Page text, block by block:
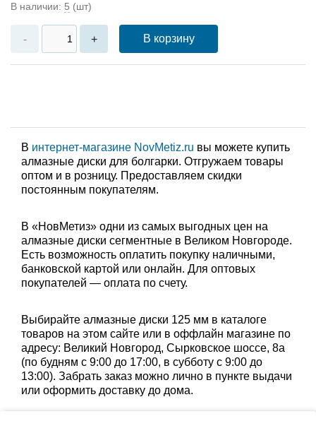
В наличии: 5 (шт)
- + В корзину
В интернет-магазине NovMetiz.ru вы можете купить
алмазные диски для болгарки. Отгружаем товары
оптом и в розницу. Предоставляем скидки
постоянным покупателям.
В «НовМетиз» одни из самых выгодных цен на
алмазные диски сегментные в Великом Новгороде.
Есть возможность оплатить покупку наличными,
банковской картой или онлайн. Для оптовых
покупателей — оплата по счету.
Выбирайте алмазные диски 125 мм в каталоге
товаров на этом сайте или в оффлайн магазине по
адресу: Великий Новгород, Сырковское шоссе, 8а
(по будням с 9:00 до 17:00, в субботу с 9:00 до
13:00). Забрать заказ можно лично в пункте выдачи
или оформить доставку до дома.